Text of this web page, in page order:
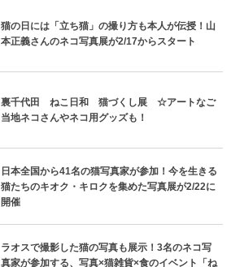
猫の日には「立ち猫」の撮り方も本人が伝授！山
本正義さんのネコ写真展が2/17からスタート
裏千代田 ねこ日和 猫づくし展 ☆アートなご
当地ネコさんやネコ用グッズも！
日本全国から41名の猫写真家が参加！今を生きる
猫たちのキオク・キロクを集めた写真展が2/22に
開催
ラオスで撮影した猫の写真も展示！3名のネコ写
真家が参加する、写真×猫雑貨×食のイベント「ね